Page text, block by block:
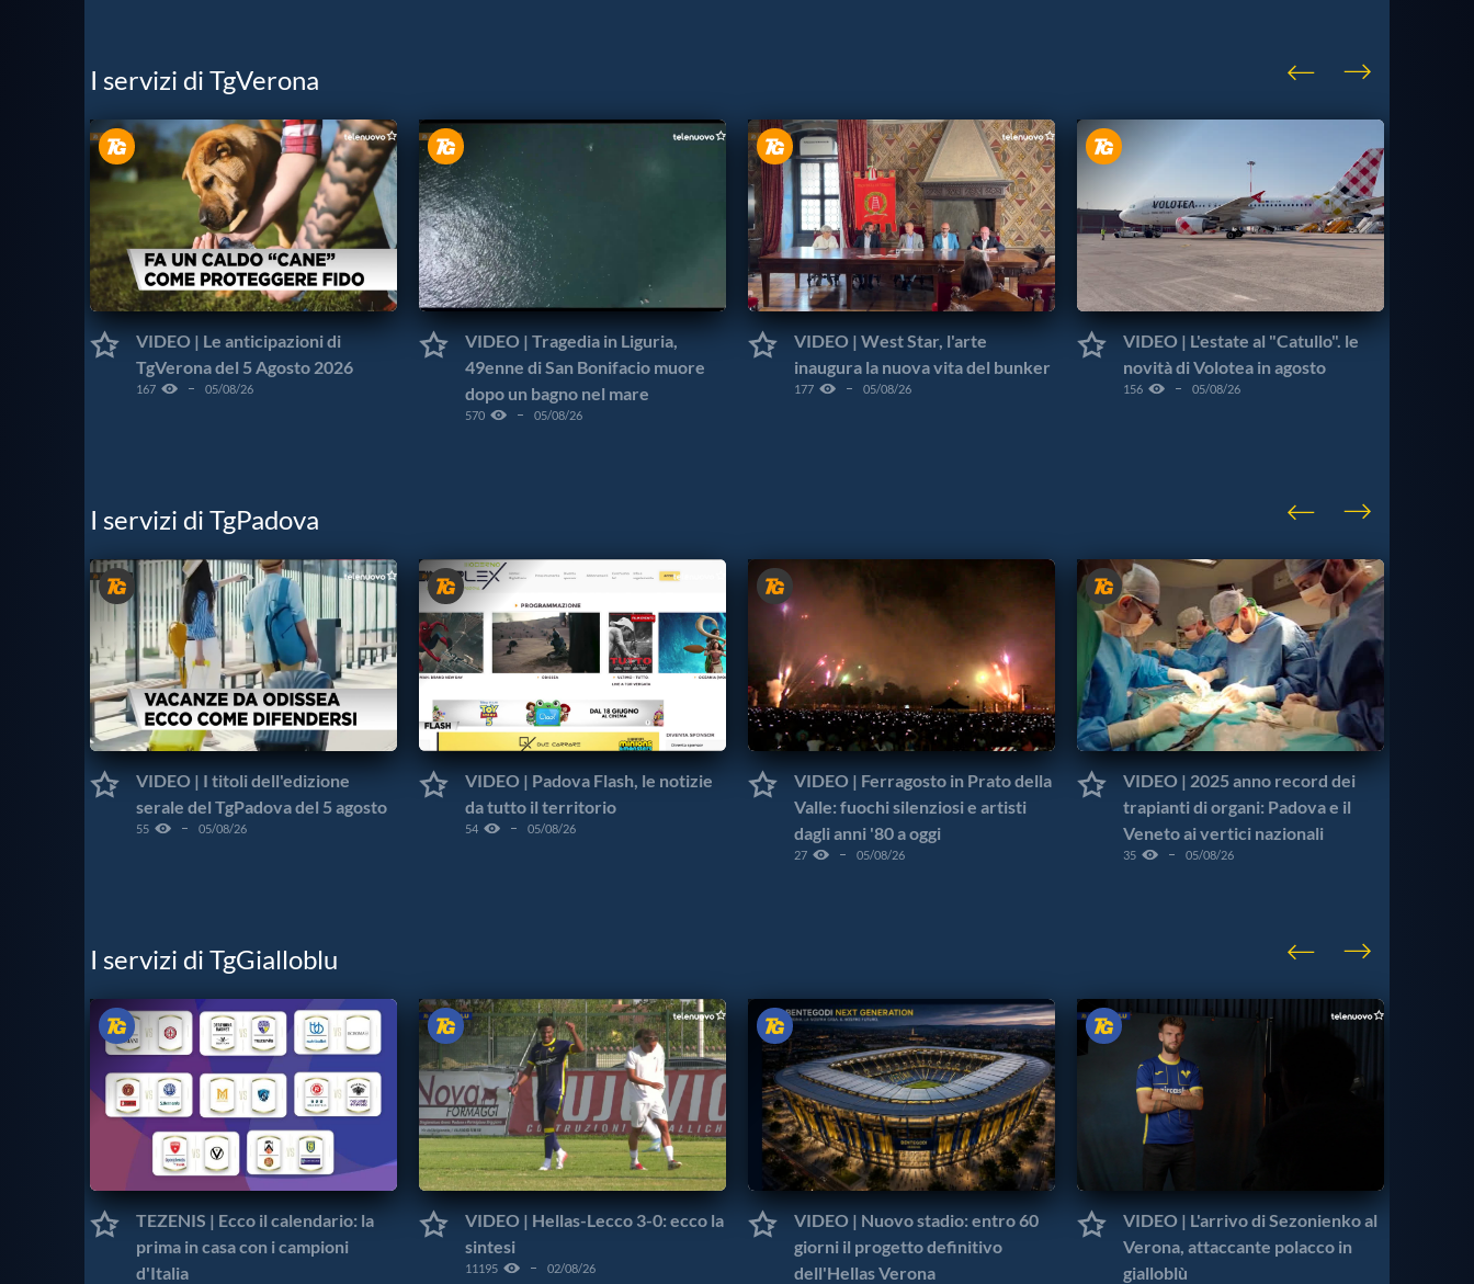
I servizi di TgVerona
VIDEO | Le anticipazioni di
TgVerona del 5 Agosto 2026
167 05/08/26
VIDEO | Tragedia in Liguria,
49enne di San Bonifacio muore
dopo un bagno nel mare
570 05/08/26
VIDEO | West Star, l'arte
inaugura la nuova vita del bunker
177 05/08/26
VIDEO | L'estate al "Catullo". le
novità di Volotea in agosto
156 05/08/26
I servizi di TgPadova
VIDEO | I titoli dell'edizione
serale del TgPadova del 5 agosto
55 05/08/26
VIDEO | Padova Flash, le notizie
da tutto il territorio
54 05/08/26
VIDEO | Ferragosto in Prato della
Valle: fuochi silenziosi e artisti
dagli anni '80 a oggi
27 05/08/26
VIDEO | 2025 anno record dei
trapianti di organi: Padova e il
Veneto ai vertici nazionali
35 05/08/26
I servizi di TgGialloblu
TEZENIS | Ecco il calendario: la
prima in casa con i campioni
d'Italia
VIDEO | Hellas-Lecco 3-0: ecco la
sintesi
11195 02/08/26
VIDEO | Nuovo stadio: entro 60
giorni il progetto definitivo
dell'Hellas Verona
VIDEO | L'arrivo di Sezonienko al
Verona, attaccante polacco in
gialloblù